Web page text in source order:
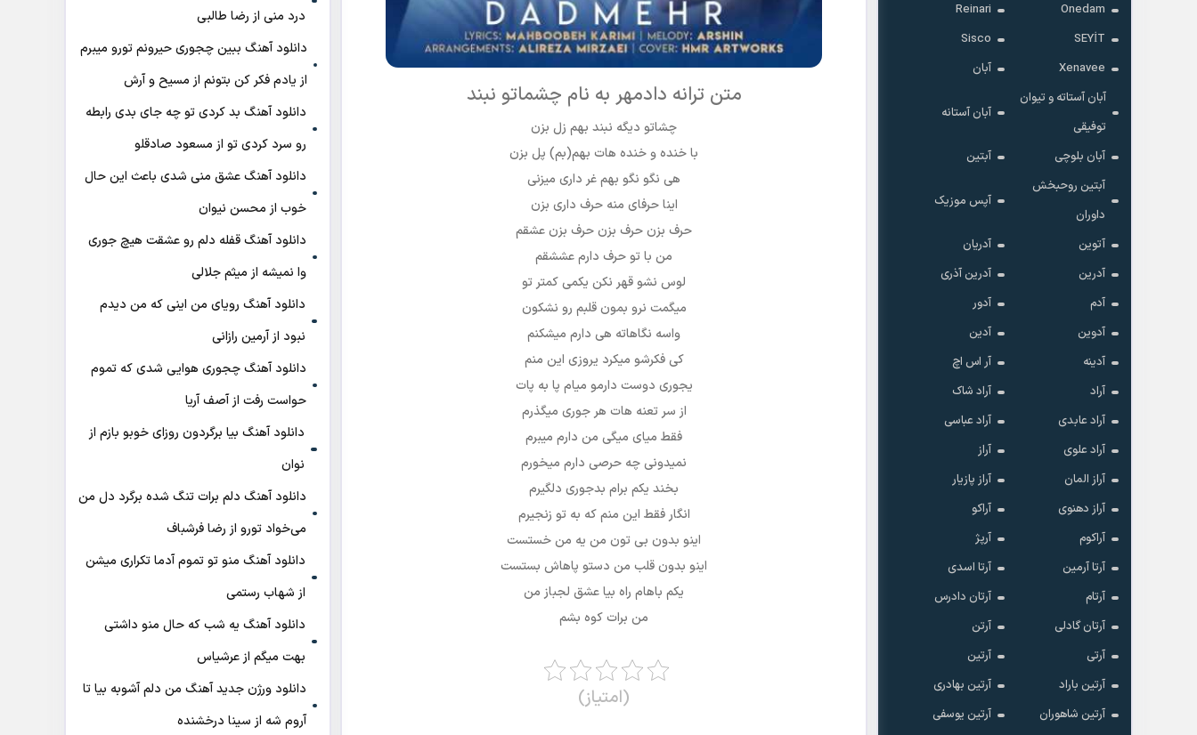
Onedam
Reinari
SEYİT
Sisco
Xenavee
آبان
آبان آستاته و تیوان
توفیقی
آبان آستانه
آبان بلوچی
آبتین
آبتین روحبخش
داوران
آپس موزیک
آتوین
آدریان
آدرین
آدرین آذری
آدم
آدور
آدوین
آدین
آدینه
آر اس اچ
آراد
آراد شاک
آراد عابدی
آراد عباسی
آراد علوی
آراز
آراز المان
آراز پازیار
آراز دهنوی
آراکو
آراکوم
آرپژ
آرتا آرمین
آرتا اسدی
آرتام
آرتان دادرس
آرتان گادلی
آرتن
آرتی
آرتین
آرتین باراد
آرتین بهادری
آرتین شاهوران
آرتین یوسفی
متن ترانه دادمهر به نام چشماتو نبند
چشاتو دیگه نبند بهم زل بزن
با خنده و خنده هات بهم(بم) پل بزن
هی نگو نگو بهم غر داری میزنی
اینا حرفای منه حرف داری بزن
حرف بزن حرف بزن حرف بزن عشقم
من با تو حرف دارم عششقم
لوس نشو قهر نکن یکمی کمتر تو
میگمت نرو بمون قلبم رو نشکون
واسه نگاهاته هی دارم میشکنم
کی فکرشو میکرد یروزی این منم
یجوری دوست دارمو میام پا به پات
از سر تعنه هات هر جوری میگذرم
فقط میای میگی من دارم میبرم
نمیدونی چه حرصی دارم میخورم
بخند یکم برام بدجوری دلگیرم
انگار فقط این منم که به تو زنجیرم
اینو بدون بی تون من یه من خستست
اینو بدون قلب من دستو پاهاش بستست
یکم باهام راه بیا عشق لجباز من
من برات کوه بشم
(امتیاز)
درد منی از رضا طالبی
دانلود آهنگ ببین چجوری حیرونم تورو میبرم
از یادم فکر کن بتونم از مسیح و آرش
دانلود آهنگ بد کردی تو چه جای بدی رابطه
رو سرد کردی تو از مسعود صادقلو
دانلود آهنگ عشق منی شدی باعث این حال
خوب از محسن نیوان
دانلود آهنگ قفله دلم رو عشقت هیچ جوری
وا نمیشه از میثم جلالی
دانلود آهنگ رویای من اینی که من دیدم
نبود از آرمین رازانی
دانلود آهنگ ﭼﺠﻮری ﻫﻮاﻳﻰ ﺷﺪی ﻛﻪ ﺗﻤﻮم
ﺣﻮاﺳﺖ رﻓﺖ از آصف آریا
دانلود آهنگ بیا برگردون روزای خوبو بازم از
نوان
دانلود آهنگ دلم برات تنگ شده برگرد دل من
می‌خواد تورو از رضا فرشباف
دانلود آهنگ منو تو تموم آدما تکراری میشن
از شهاب رستمی
دانلود آهنگ ﻳﻪ ﺷﺐ ﻛﻪ ﺣﺎل ﻣﻨﻮ داﺷﺘﻰ
ﺑﻬﺖ میگم از عرشیاس
دانلود ورژن جدید آهنگ من دلم آشوبه بیا تا
آروم شه از سینا درخشنده